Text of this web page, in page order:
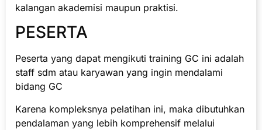
kalangan akademisi maupun praktisi.
PESERTA
Peserta yang dapat mengikuti training GC ini adalah
staff sdm atau karyawan yang ingin mendalami
bidang GC
Karena kompleksnya pelatihan ini, maka dibutuhkan
pendalaman yang lebih komprehensif melalui